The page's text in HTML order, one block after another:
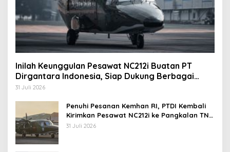
Inilah Keunggulan Pesawat NC212i Buatan PT
Dirgantara Indonesia, Siap Dukung Berbagai
Operasi TNI
31 Juli 2026
Penuhi Pesanan Kemhan RI, PTDI Kembali
Kirimkan Pesawat NC212i ke Pangkalan TNI
AU
31 Juli 2026